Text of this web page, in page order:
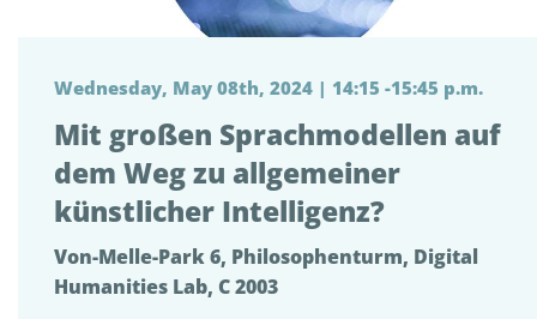
Wednesday, May 08th, 2024 | 14:15 -15:45 p.m.
Mit großen Sprachmodellen auf
dem Weg zu allgemeiner
künstlicher Intelligenz?
Von-Melle-Park 6, Philosophenturm, Digital
Humanities Lab, C 2003